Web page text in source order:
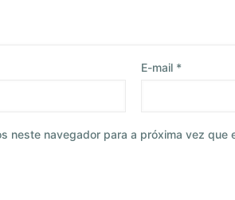
E-mail *
neste navegador para a próxima vez que